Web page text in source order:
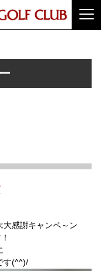
感謝キャンペ～ン
す(^^)/